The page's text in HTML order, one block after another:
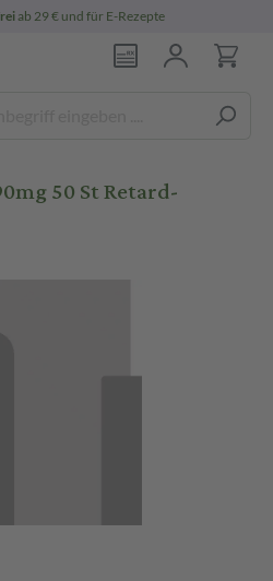
ab 29 € und für E-Rezepte
50 St Retard-